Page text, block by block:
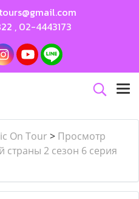
, 02-4443173
On Tour > Просмотр
2 сезон 6 серия